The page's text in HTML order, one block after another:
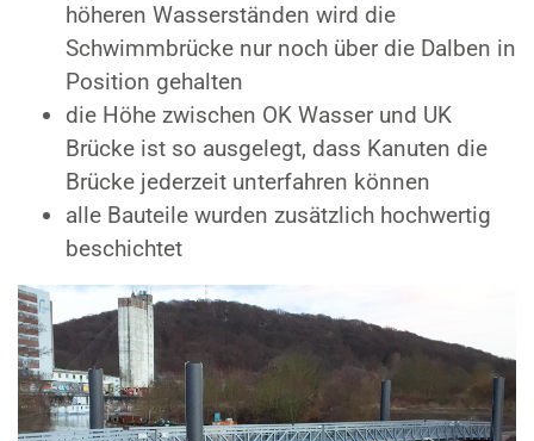
höheren Wasserständen wird die
Schwimmbrücke nur noch über die Dalben in
Position gehalten
die Höhe zwischen OK Wasser und UK
Brücke ist so ausgelegt, dass Kanuten die
Brücke jederzeit unterfahren können
alle Bauteile wurden zusätzlich hochwertig
beschichtet